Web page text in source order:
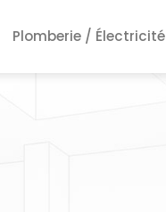
Plomberie / Électricité